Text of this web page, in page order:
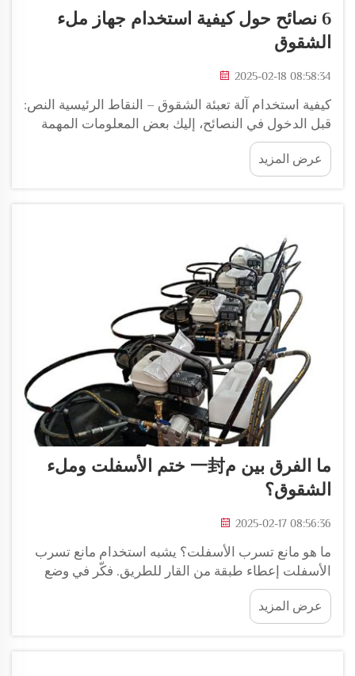
6 نصائح حول كيفية استخدام جهاز ملء
الشقوق
2025-02-18 08:58:34
كيفية استخدام آلة تعبئة الشقوق – النقاط الرئيسية النص:
قبل الدخول في النصائح، إليك بعض المعلومات المهمة
التي يجب أن تعرفها حول استخدام آلة تعبئة الشقوق. أول
شيء هو التأكد من نظافة الآلة...
عرض المزيد
ما الفرق بين م一封 ختم الأسفلت وملء
الشقوق؟
2025-02-17 08:56:36
ما هو مانع تسرب الأسفلت؟ يشبه استخدام مانع تسرب
الأسفلت إعطاء طبقة من القار للطريق. فكّر في وضع
الكريم الواقي للشمس على بشرتك من أشعة الشمس -
وبطريقة مماثلة، يمنع مانع التسرب الأسفلتي الماء وأشعة
الشمس الضارة من...
عرض المزيد